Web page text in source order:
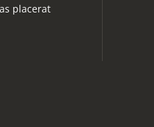
placerat